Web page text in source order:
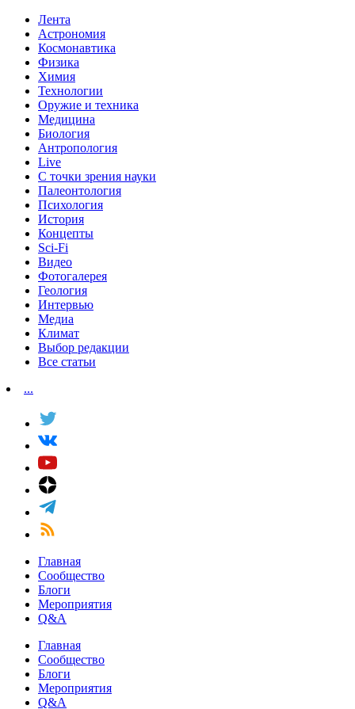
Лента
Астрономия
Космонавтика
Физика
Химия
Технологии
Оружие и техника
Медицина
Биология
Антропология
Live
С точки зрения науки
Палеонтология
Психология
История
Концепты
Sci-Fi
Видео
Фотогалерея
Геология
Интервью
Медиа
Климат
Выбор редакции
Все статьи
...
Главная
Сообщество
Блоги
Мероприятия
Q&A
Главная
Сообщество
Блоги
Мероприятия
Q&A